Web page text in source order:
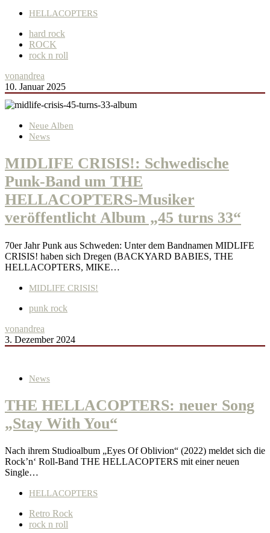
HELLACOPTERS
hard rock
ROCK
rock n roll
vonandrea
10. Januar 2025
Neue Alben
News
MIDLIFE CRISIS!: Schwedische
Punk-Band um THE
HELLACOPTERS-Musiker
veröffentlicht Album „45 turns 33“
70er Jahr Punk aus Schweden: Unter dem Bandnamen MIDLIFE
CRISIS! haben sich Dregen (BACKYARD BABIES, THE
HELLACOPTERS, MIKE…
MIDLIFE CRISIS!
punk rock
vonandrea
3. Dezember 2024
News
THE HELLACOPTERS: neuer Song
„Stay With You“
Nach ihrem Studioalbum „Eyes Of Oblivion“ (2022) meldet sich die
Rock’n‘ Roll-Band THE HELLACOPTERS mit einer neuen
Single…
HELLACOPTERS
Retro Rock
rock n roll